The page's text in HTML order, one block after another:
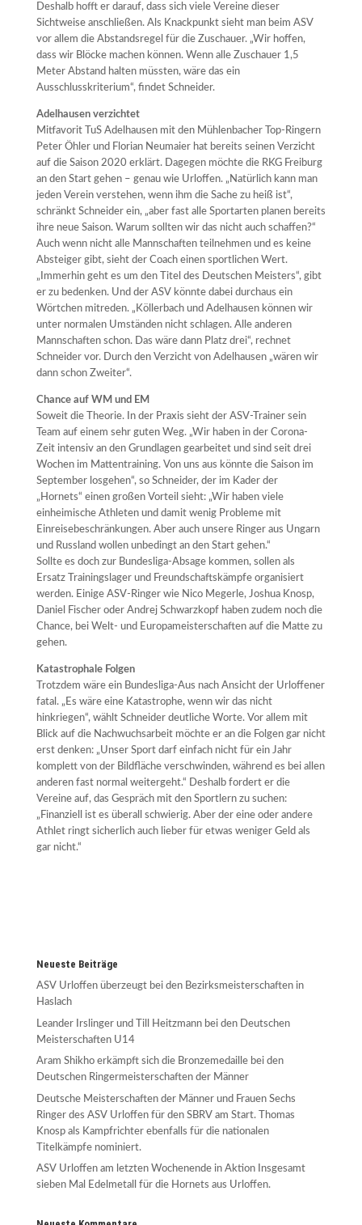
Deshalb hofft er darauf, dass sich viele Vereine dieser
Sichtweise anschließen. Als Knackpunkt sieht man beim ASV
vor allem die Abstandsregel für die Zuschauer. „Wir hoffen,
dass wir Blöcke machen können. Wenn alle Zuschauer 1,5
Meter Abstand halten müssten, wäre das ein
Ausschlusskriterium“, findet Schneider.
Adelhausen verzichtet
Mitfavorit TuS Adelhausen mit den Mühlenbacher Top-Ringern
Peter Öhler und Florian Neumaier hat bereits seinen Verzicht
auf die Saison 2020 erklärt. Dagegen möchte die RKG Freiburg
an den Start gehen – genau wie Urloffen. „Natürlich kann man
jeden Verein verstehen, wenn ihm die Sache zu heiß ist“,
schränkt Schneider ein, „aber fast alle Sportarten planen bereits
ihre neue Saison. Warum sollten wir das nicht auch schaffen?“
Auch wenn nicht alle Mannschaften teilnehmen und es keine
Absteiger gibt, sieht der Coach einen sportlichen Wert.
„Immerhin geht es um den Titel des Deutschen Meisters“, gibt
er zu bedenken. Und der ASV könnte dabei durchaus ein
Wörtchen mitreden. „Köllerbach und Adelhausen können wir
unter normalen Umständen nicht schlagen. Alle anderen
Mannschaften schon. Das wäre dann Platz drei“, rechnet
Schneider vor. Durch den Verzicht von Adelhausen „wären wir
dann schon Zweiter“.
Chance auf WM und EM
Soweit die Theorie. In der Praxis sieht der ASV-Trainer sein
Team auf einem sehr guten Weg. „Wir haben in der Corona-
Zeit intensiv an den Grundlagen gearbeitet und sind seit drei
Wochen im Mattentraining. Von uns aus könnte die Saison im
September losgehen“, so Schneider, der im Kader der
„Hornets“ einen großen Vorteil sieht: „Wir haben viele
einheimische Athleten und damit wenig Probleme mit
Einreisebeschränkungen. Aber auch unsere Ringer aus Ungarn
und Russland wollen unbedingt an den Start gehen.“
Sollte es doch zur Bundesliga-Absage kommen, sollen als
Ersatz Trainingslager und Freundschaftskämpfe organisiert
werden. Einige ASV-Ringer wie Nico Megerle, Joshua Knosp,
Daniel Fischer oder Andrej Schwarzkopf haben zudem noch die
Chance, bei Welt- und Europameisterschaften auf die Matte zu
gehen.
Katastrophale Folgen
Trotzdem wäre ein Bundesliga-Aus nach Ansicht der Urloffener
fatal. „Es wäre eine Katastrophe, wenn wir das nicht
hinkriegen“, wählt Schneider deutliche Worte. Vor allem mit
Blick auf die Nachwuchsarbeit möchte er an die Folgen gar nicht
erst denken: „Unser Sport darf einfach nicht für ein Jahr
komplett von der Bildfläche verschwinden, während es bei allen
anderen fast normal weitergeht.“ Deshalb fordert er die
Vereine auf, das Gespräch mit den Sportlern zu suchen:
„Finanziell ist es überall schwierig. Aber der eine oder andere
Athlet ringt sicherlich auch lieber für etwas weniger Geld als
gar nicht.“
Neueste Beiträge
ASV Urloffen überzeugt bei den Bezirksmeisterschaften in
Haslach
Leander Irslinger und Till Heitzmann bei den Deutschen
Meisterschaften U14
Aram Shikho erkämpft sich die Bronzemedaille bei den
Deutschen Ringermeisterschaften der Männer
Deutsche Meisterschaften der Männer und Frauen Sechs
Ringer des ASV Urloffen für den SBRV am Start. Thomas
Knosp als Kampfrichter ebenfalls für die nationalen
Titelkämpfe nominiert.
ASV Urloffen am letzten Wochenende in Aktion Insgesamt
sieben Mal Edelmetall für die Hornets aus Urloffen.